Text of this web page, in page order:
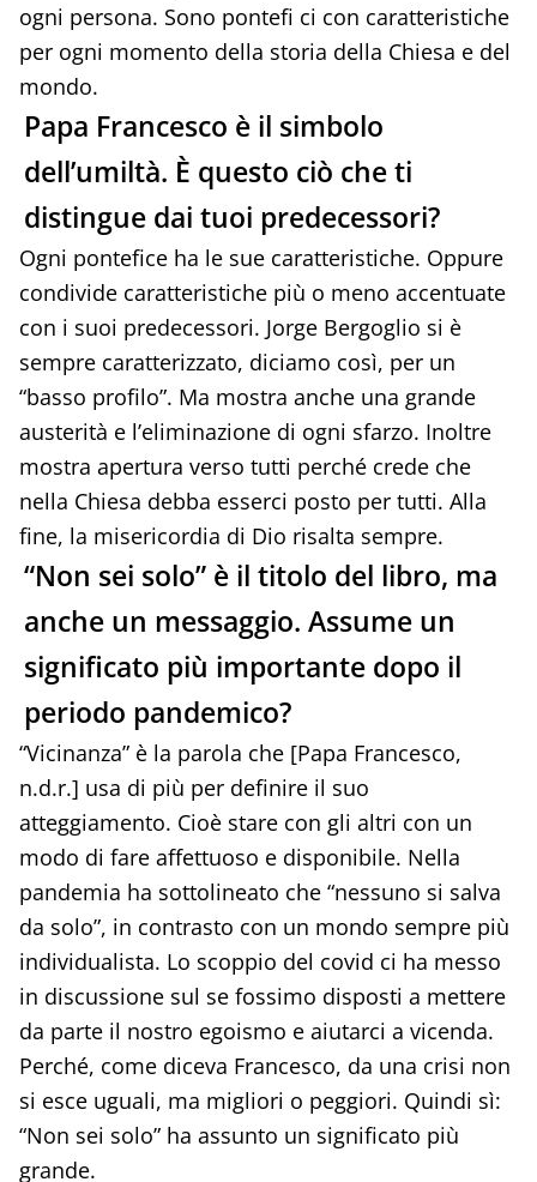
ogni persona. Sono pontefi ci con caratteristiche
per ogni momento della storia della Chiesa e del
mondo.
Papa Francesco è il simbolo
dell’umiltà. È questo ciò che ti
distingue dai tuoi predecessori?
Ogni pontefice ha le sue caratteristiche. Oppure
condivide caratteristiche più o meno accentuate
con i suoi predecessori. Jorge Bergoglio si è
sempre caratterizzato, diciamo così, per un
“basso profilo”. Ma mostra anche una grande
austerità e l’eliminazione di ogni sfarzo. Inoltre
mostra apertura verso tutti perché crede che
nella Chiesa debba esserci posto per tutti. Alla
fine, la misericordia di Dio risalta sempre.
“Non sei solo” è il titolo del libro, ma
anche un messaggio. Assume un
significato più importante dopo il
periodo pandemico?
“Vicinanza” è la parola che [Papa Francesco,
n.d.r.] usa di più per definire il suo
atteggiamento. Cioè stare con gli altri con un
modo di fare affettuoso e disponibile. Nella
pandemia ha sottolineato che “nessuno si salva
da solo”, in contrasto con un mondo sempre più
individualista. Lo scoppio del covid ci ha messo
in discussione sul se fossimo disposti a mettere
da parte il nostro egoismo e aiutarci a vicenda.
Perché, come diceva Francesco, da una crisi non
si esce uguali, ma migliori o peggiori. Quindi sì:
“Non sei solo” ha assunto un significato più
grande.